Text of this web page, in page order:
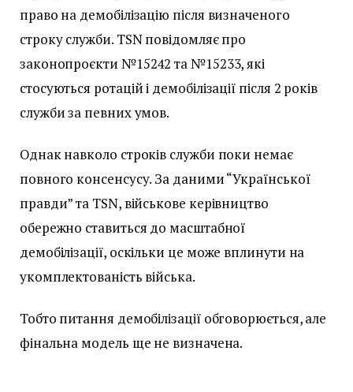
право на демобілізацію після визначеного
строку служби. TSN повідомляє про
законопроєкти №15242 та №15233, які
стосуються ротацій і демобілізації після 2 років
служби за певних умов.
Однак навколо строків служби поки немає
повного консенсусу. За даними “Української
правди” та TSN, військове керівництво
обережно ставиться до масштабної
демобілізації, оскільки це може вплинути на
укомплектованість війська.
Тобто питання демобілізації обговорюється, але
фінальна модель ще не визначена.